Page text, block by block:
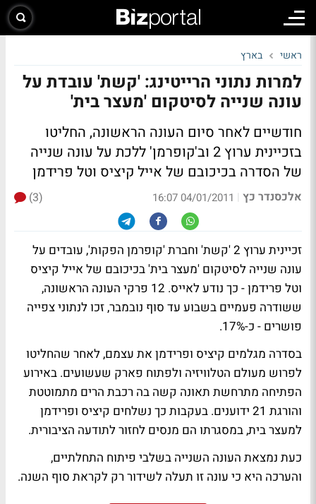
ראשי בארץ
למרות נתוני הרייטינג: 'קשת' עובדת על
עונה שנייה לסיטקום 'מעצר בית'
חודשיים לאחר סיום העונה הראשונה, החליטו
בזכיינית ערוץ 2 וב'קופרמן' ללכת על עונה שנייה
של הסדרה בכיכובם של אייל קיציס וטל פרידמן
אלכסנדר כץ |
04/01/2011 16:07
(3)
זכיינית ערוץ 2 'קשת' וחברת 'קופרמן הפקות', עובדים על
עונה שנייה לסיטקום 'מעצר בית' בכיכובם של אייל קיציס
וטל פרידמן - כך נודע לאייס. 12 פרקי העונה הראשונה,
ששודרה פעמיים בשבוע עד סוף נובמבר, זכו לנתוני צפייה
פושרים - כ-17%.
בסדרה מגלמים קיציס ופרידמן את עצמם, לאחר שהחליטו
לפרוש מעולם הטלוויזיה ולפתוח פארק שעשועים. באירוע
הפתיחה מתרחשת תאונה קשה בה רכבת הרים מתמוטטת
והורגת 21 ידוענים. בעקבות כך נשלחים קיציס ופרידמן
למעצר בית, במסגרתו הם מנסים לחזור לתודעה הציבורית.
כעת נמצאת העונה השנייה בשלבי פיתוח התחלתיים,
והערכה היא כי עונה זו תעלה לשידור רק לקראת סוף השנה.